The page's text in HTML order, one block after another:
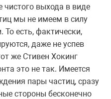
чистого выхода в виде
мы не имеем в силу
То есть, фактически,
даже не успев
же Стивен Хокинг
это не так. Имеется
пары частиц, сразу
стороны бесконечно